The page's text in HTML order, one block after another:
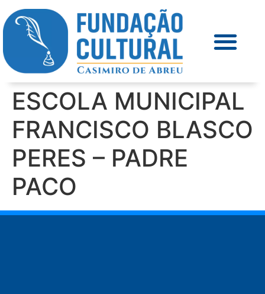
ESCOLA MUNICIPAL
FRANCISCO BLASCO
PERES – PADRE
PACO